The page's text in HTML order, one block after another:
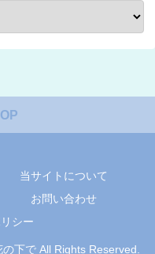
当サイトについて
お問い合わせ
シー
下で All Rights Reserved.